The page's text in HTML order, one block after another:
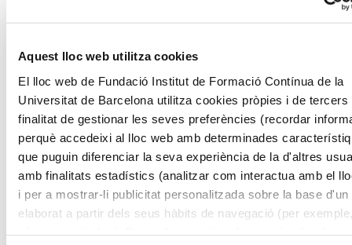
Aquest lloc web utilitza cookies
El lloc web de Fundació Institut de Formació Contínua de la
Universitat de Barcelona utilitza cookies pròpies i de tercers
finalitat de gestionar les seves preferències (recordar
perquè accedeixi al lloc web amb determinades
que puguin diferenciar la seva experiència de la d'altres
amb finalitats estadístics (analitzar com interactua amb el
i per a mostrar-li publicitat personalitzada sobre la base d'un
elaborat a partir dels seus hàbits de navegació (per
Salut i Social
Empresa, Transformació i Sostenibilitat
Activitat Física i Ciències de l'Esport
Microcredencials
Futurs estudiants
Com matricular-se
Estudiar i viure a Barcelona
Preguntes freqüents
Per què IL3-UB?
Què opinen els nostres alumnes
Metodologia IL3-UB
10 motius pels quals estudiar a l’IL3-UB
Què és el Talent HUB?